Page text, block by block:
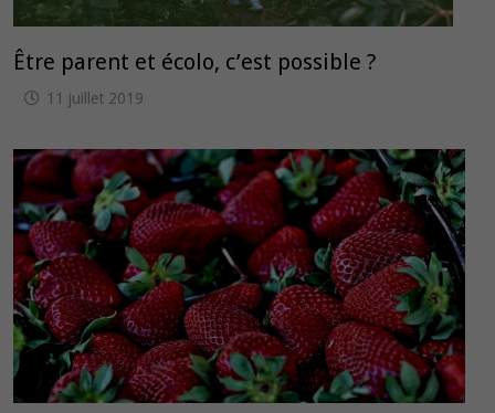
Être parent et écolo, c’est possible ?
11 juillet 2019